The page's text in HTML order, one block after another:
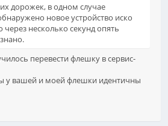
дорожек, в одном случае
новое устройство иско
несколько секунд опять
перевести флешку в сервис-
у вашей и моей флешки идентичны